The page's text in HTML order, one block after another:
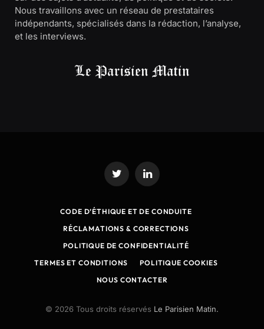
Nous travaillons avec un réseau de prestataires
indépendants, spécialisés dans la rédaction, l’analyse,
et les interviews.
Twitter LinkedIn
CODE D’ÉTHIQUE ET DE CONDUITE
RÉCLAMATIONS & CORRECTIONS
POLITIQUE DE CONFIDENTIALITÉ
TERMES ET CONDITIONS
POLITIQUE COOKIES
NOUS CONTACTER
© 2026 Tous droits réservés Le Parisien Matin.